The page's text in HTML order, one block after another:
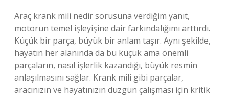
Araç krank mili nedir sorusuna verdiğim yanıt,
motorun temel işleyişine dair farkındalığımı arttırdı.
Küçük bir parça, büyük bir anlam taşır. Aynı şekilde,
hayatın her alanında da bu küçük ama önemli
parçaların, nasıl işlerlik kazandığı, büyük resmin
anlaşılmasını sağlar. Krank mili gibi parçalar,
aracınızın ve hayatınızın düzgün çalışması için kritik